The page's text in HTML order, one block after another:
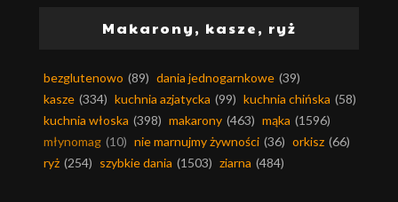
Makarony, kasze, ryż
bezglutenowo (89) dania jednogarnkowe (39)
kasze (334) kuchnia azjatycka (99) kuchnia chińska (58)
kuchnia włoska (398) makarony (463) mąka (1596)
młynomag (10) nie marnujmy żywności (36) orkisz (66)
ryż (254) szybkie dania (1503) ziarna (484)